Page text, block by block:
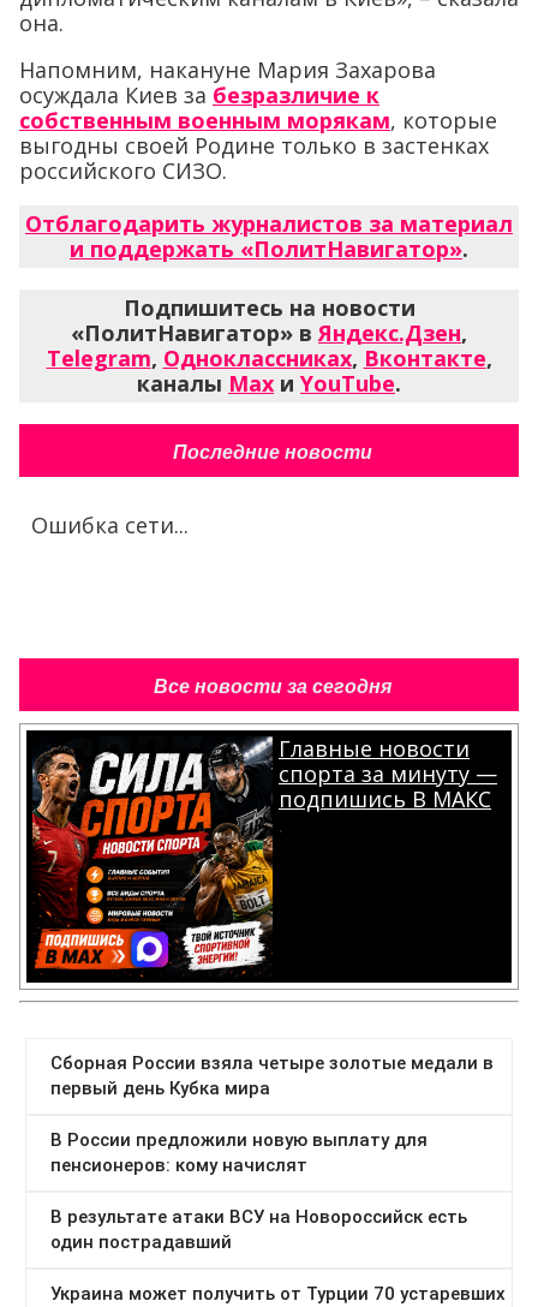
она.
Напомним, накануне Мария Захарова
осуждала Киев за безразличие к
собственным военным морякам, которые
выгодны своей Родине только в застенках
российского СИЗО.
Отблагодарить журналистов за материал
и поддержать «ПолитНавигатор».
Подпишитесь на новости
«ПолитНавигатор» вЯндекс.Дзен,
Telegram, Одноклассниках, Вконтакте,
каналы Max и YouTube.
Последние новости
Ошибка сети...
Все новости за сегодня
Главные новости
спорта за минуту —
подпишись В МАКС
.